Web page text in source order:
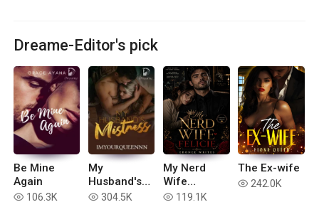
Dreame-Editor's pick
Be Mine
Again
read 106.3K
My
Husband's
Mistress
read 304.5K
My Nerd
Wife
Felicie.MATU
read 119.1K
The Ex-wife
read 242.0K